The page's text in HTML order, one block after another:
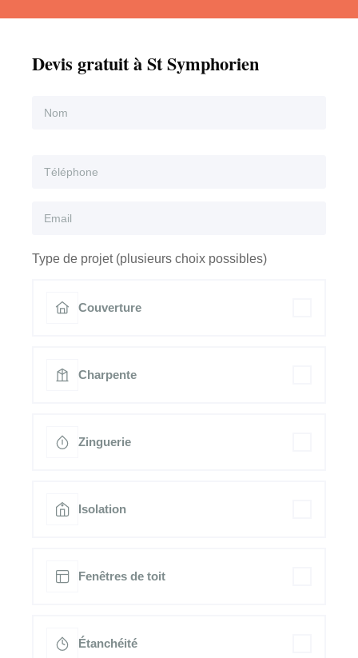
Devis gratuit à St Symphorien
Type de projet (plusieurs choix possibles)
Couverture
Charpente
Zinguerie
Isolation
Fenêtres de toit
Étanchéité